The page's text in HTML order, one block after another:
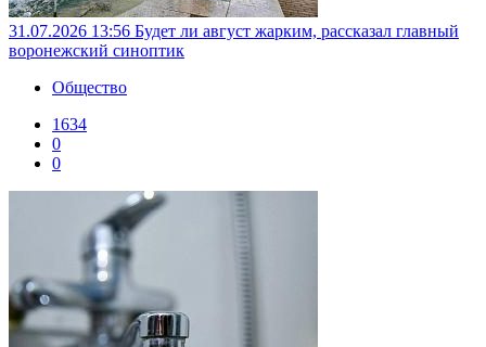
31.07.2026 13:56 Будет ли август жарким, рассказал главный
воронежский синоптик
Общество
1634
0
0